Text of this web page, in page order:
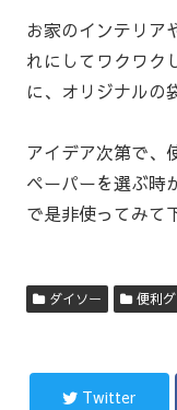
お家のインテリア
れにしてワクワク
に、オリジナルの
アイデア次第で、
ペーパーを選ぶ時
で是非使ってみて
ダイソー 便利
Twitter